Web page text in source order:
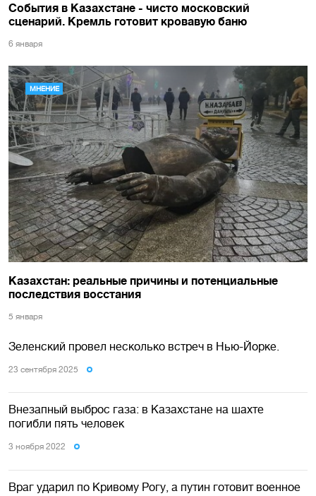
События в Казахстане - чисто московский
сценарий. Кремль готовит кровавую баню
6 января
МНЕНИЕ
Казахстан: реальные причины и потенциальные
последствия восстания
5 января
Зеленский провел несколько встреч в Нью-Йорке.
23 сентября 2025
Внезапный выброс газа: в Казахстане на шахте
погибли пять человек
3 ноября 2022
Враг ударил по Кривому Рогу, а путин готовит военное